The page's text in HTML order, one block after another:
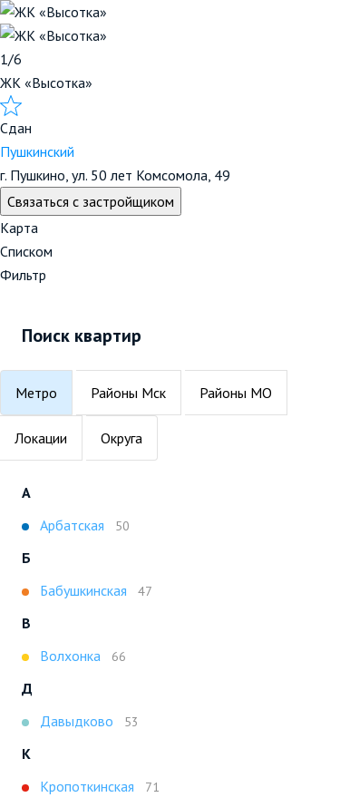
1/6
ЖК «Высотка»
Сдан
Пушкинский
г. Пушкино, ул. 50 лет Комсомола, 49
Связаться с застройщиком
Карта
Списком
Фильтр
Поиск квартир
Метро Районы Мск Районы МО
Локации Округа
А
Арбатская
50
Б
Бабушкинская
47
В
Волхонка
66
Д
Давыдково
53
К
Кропоткинская
71